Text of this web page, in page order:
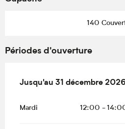
140
Périodes d'ouverture
Du20 février 2026au 31
Jusqu'au 31 décembre
Mardi 12:00 -